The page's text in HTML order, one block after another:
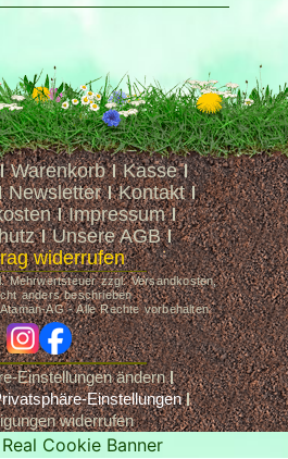
Warenkorb
Kasse
Newsletter
Kontakt
Impressum
Unsere AGB
widerrufen
Mehrwertsteuer zzgl. Versandkosten,
anders beschrieben
AG - Alle Rechte vorbehalten
igfb
Einstellungen ändern
Einstellungen
widerrufen
Cookie Banner